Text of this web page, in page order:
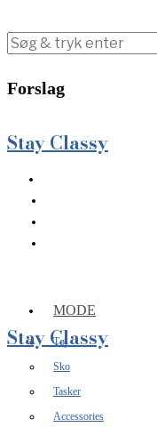
Forslag
Stay Classy
MODE
Tøj
Sko
Tasker
Accessories
Stay Classy